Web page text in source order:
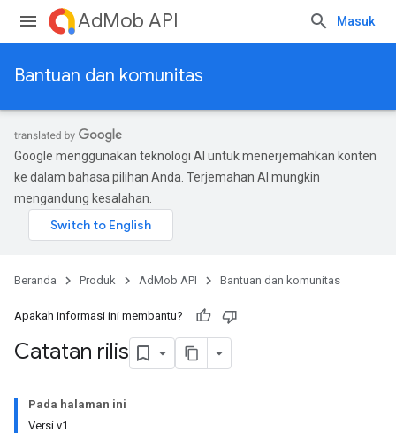
AdMob API Masuk
Bantuan dan komunitas
Google menggunakan teknologi AI untuk menerjemahkan konten
ke dalam bahasa pilihan Anda. Terjemahan AI mungkin
mengandung kesalahan.
Beranda Produk AdMob API Bantuan dan komunitas
Apakah informasi ini membantu?
Catatan rilis
Pada halaman ini
Versi v1